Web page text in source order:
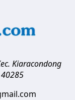
Kiaracondong
40285